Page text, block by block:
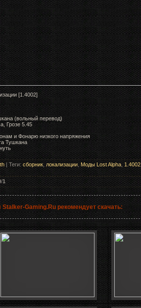
[1.4002]
(вольный перевод)
Грозе 5.45
и Фонарю низкого напряжения
Тушкана
|Теги: сборник, локализации,Моды Lost Alpha,1.4002
/1
Stalker-Gaming.Ru рекомендует скачать: